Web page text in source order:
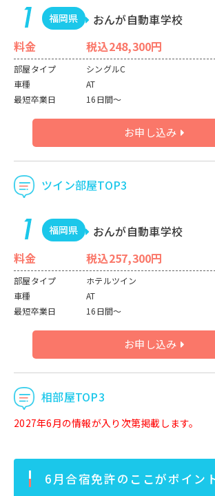
福岡県
おんが自動車学校
料金
税込248,300円
部屋タイプ
シングルC
車種
AT
最短卒業日
16日間～
お申し込み
ツイン部屋TOP3
福岡県
おんが自動車学校
料金
税込257,300円
部屋タイプ
ホテルツイン
車種
AT
最短卒業日
16日間～
お申し込み
相部屋TOP3
2027年6月の情報が入り次第掲載します。
6月合宿免許のここがポイン